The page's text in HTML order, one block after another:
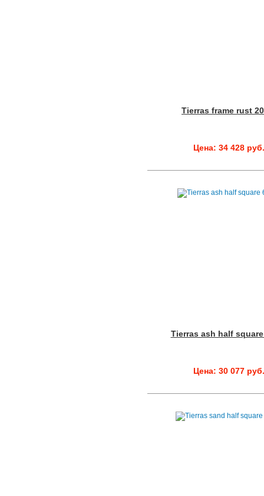
Tierras frame rust
Цена: 34 428 руб.
Tierras ash half
Цена: 30 077 руб.